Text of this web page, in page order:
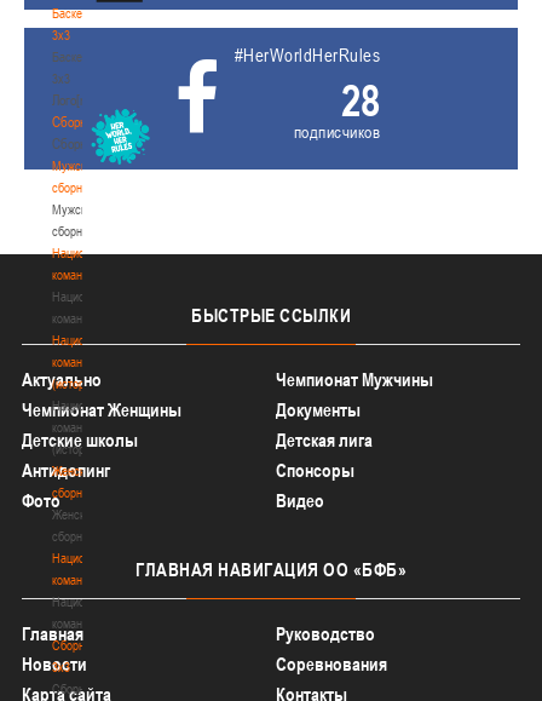
Баскетбол
3х3
Баскетбол
3х3
Лого[modid=121]
Сборные
Сборные
Мужские
сборные
Мужские
сборные
Национальная
команда
Национальная
команда
Национальная
команда
(история)
Национальная
команда
(история)
Женские
сборные
Женские
сборные
Национальная
команда
Национальная
команда
Сборные
3х3
Сборные
#HerWorldHerRules
28
подписчиков
БЫСТРЫЕ ССЫЛКИ
Актуально
Чемпионат Мужчины
Чемпионат Женщины
Документы
Детские школы
Детская лига
Антидопинг
Спонсоры
Фото
Видео
ГЛАВНАЯ НАВИГАЦИЯ ОО «БФБ»
Главная
Руководство
Новости
Соревнования
Карта сайта
Контакты